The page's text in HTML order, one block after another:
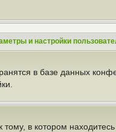
и настройки
в базе данных
в котором